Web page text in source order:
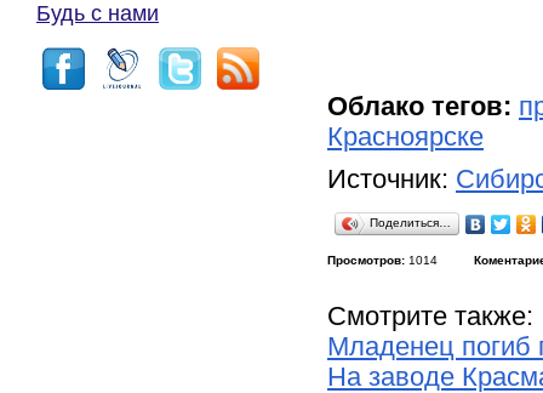
Будь с нами
Облако тегов:
Красноярске
Источник:
Поделиться…
Просмотров: 1014
Смотрите также:
Младенец погиб
На заводе